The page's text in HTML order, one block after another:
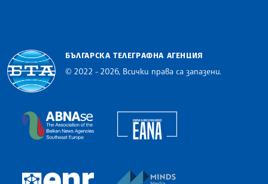
БЪЛГАРСКА ТЕЛЕГРАФНА АГЕНЦИЯ
© 2022 - 2026, Всички права са запазени.
The Assocoation of the Balkan News Agencies
European Newsroom